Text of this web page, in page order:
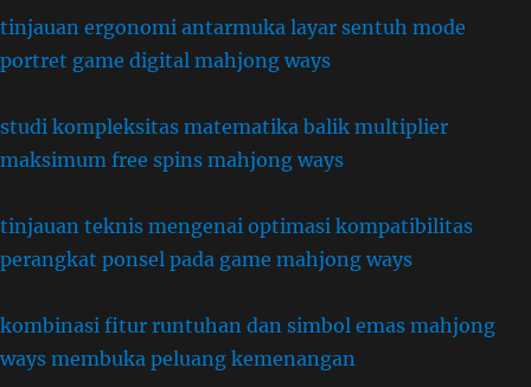
tinjauan ergonomi antarmuka layar sentuh mode
portret game digital mahjong ways
studi kompleksitas matematika balik multiplier
maksimum free spins mahjong ways
tinjauan teknis mengenai optimasi kompatibilitas
perangkat ponsel pada game mahjong ways
kombinasi fitur runtuhan dan simbol emas mahjong
ways membuka peluang kemenangan